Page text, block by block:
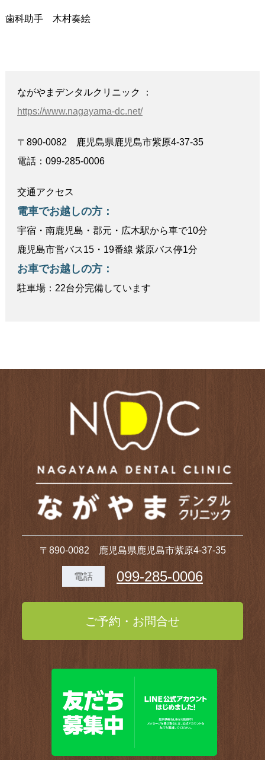
歯科助手 木村奏絵
ながやまデンタルクリニック ：
https://www.nagayama-dc.net/
〒890-0082 鹿児島県鹿児島市紫原4-37-35
電話：099-285-0006
交通アクセス
電車でお越しの方：
宇宿・南鹿児島・郡元・広木駅から車で10分
鹿児島市営バス15・19番線 紫原バス停1分
お車でお越しの方：
駐車場：22台分完備しています
〒890-0082 鹿児島県鹿児島市紫原4-37-35
電話 099-285-0006
ご予約・お問合せ